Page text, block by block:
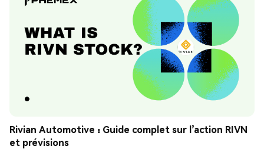
Rivian Automotive : Guide complet sur l’action RIVN
et prévisions